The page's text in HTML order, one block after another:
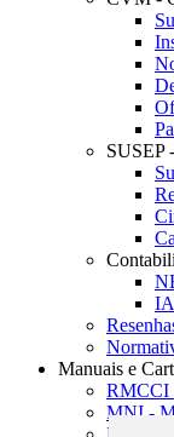
SUSEP
Manuais e
RMCCI
MNI -